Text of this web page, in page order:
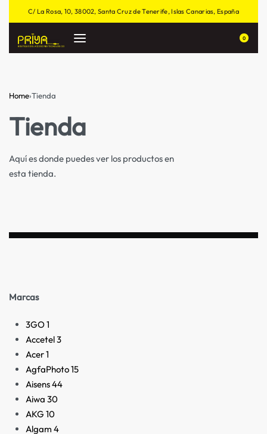
C/ La Rosa, 10, 38002, Santa Cruz de Tenerife, Islas Canarias, España
0
Home›Tienda
Tienda
Aquí es donde puedes ver los productos en
esta tienda.
Marcas
3GO1
Accetel3
Acer1
AgfaPhoto15
Aisens44
Aiwa 30
AKG 10
Algam 4